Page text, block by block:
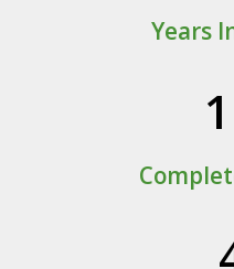
Years